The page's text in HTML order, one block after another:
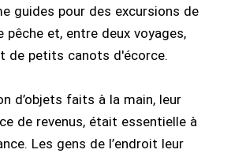
guides pour des excursions de
pêche et, entre deux voyages,
de petits canots d'écorce.
d’objets faits à la main, leur
de revenus, était essentielle à
Les gens de l’endroit leur